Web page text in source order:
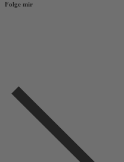
Folge mir